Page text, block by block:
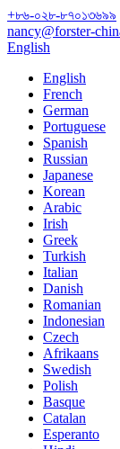
+৮৬-০২৮-৮৭০১৩৬৯৯
nancy@forster-
English
English
French
German
Portuguese
Spanish
Russian
Japanese
Korean
Arabic
Irish
Greek
Turkish
Italian
Danish
Romanian
Indonesian
Czech
Afrikaans
Swedish
Polish
Basque
Catalan
Esperanto